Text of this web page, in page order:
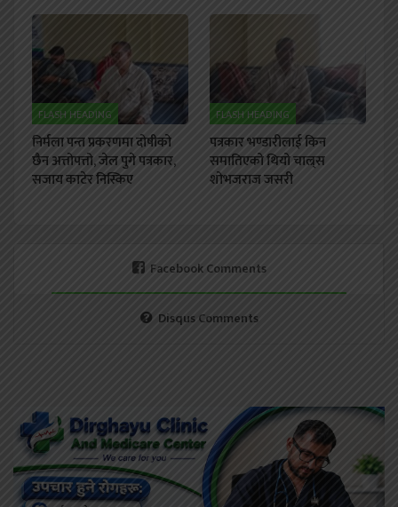
FLASH HEADING
निर्मला पन्त प्रकरणमा दोषीको
छैन अत्तोपत्तो, जेल पुगे पत्रकार,
सजाय काटेर निस्किए
FLASH HEADING
पत्रकार भण्डारीलाई किन
समातिएको थियो चाल्र्स
शोभजराज जसरी
Facebook Comments
Disqus Comments